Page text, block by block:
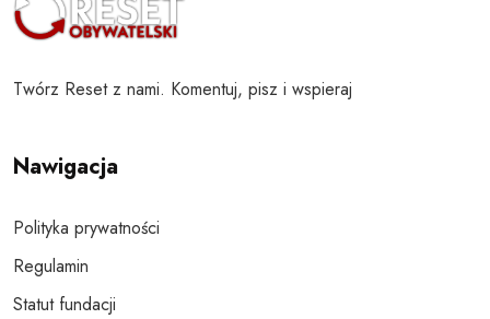
Twórz Reset z nami. Komentuj, pisz i wspieraj
Nawigacja
Polityka prywatności
Regulamin
Statut fundacji